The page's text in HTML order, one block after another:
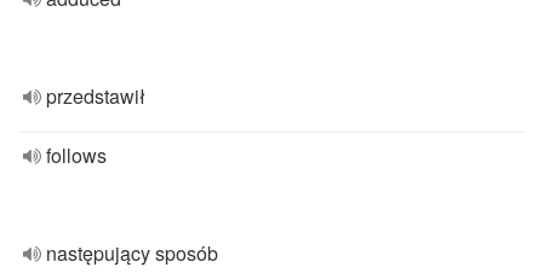
przedstawił
follows
następujący sposób